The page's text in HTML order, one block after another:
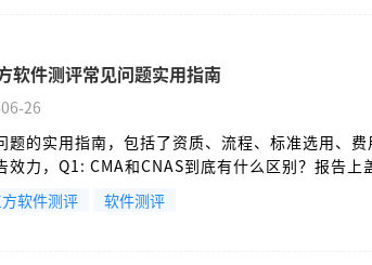
软件测评常见问题实用指南
26
题的实用指南，包括了资质、流程、标准选用、
效力，Q1: CMA和CNAS到底有什么区别？报告上
软件测评
软件测评